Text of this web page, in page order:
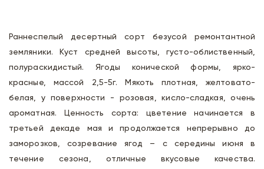
Раннеспелый десертный сорт безусой ремонтантной
земляники. Куст средней высоты, густо-облиственный,
полураскидистый. Ягоды конической формы, ярко-
красные, массой 2,5-5г. Мякоть плотная, желтовато-
белая, у поверхности - розовая, кисло-сладкая, очень
ароматная. Ценность сорта: цветение начинается в
третьей декаде мая и продолжается непрерывно до
заморозков, созревание ягод – с середины июня в
течение сезона, отличные вкусовые качества.